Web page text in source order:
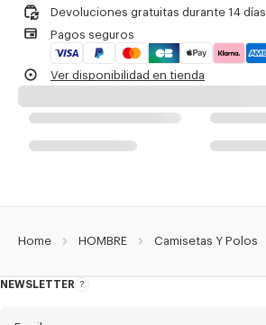
No secar en secadora
Lavado para ropa delicada suave a 30 °C
Limpieza profesional en húmedo suave
Devoluciones gratuitas durante 14 días
Pagos seguros
Ver disponibilidad en tienda
Home HOMBRE Camisetas Y Polos
NEWSLETTER
Acerca